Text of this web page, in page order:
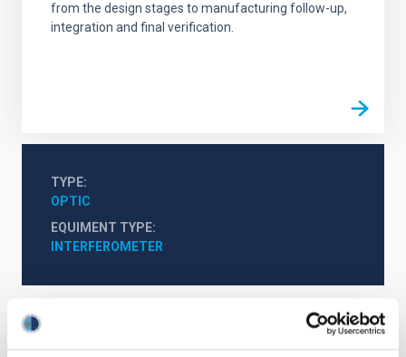
from the design stages to manufacturing follow-up,
integration and final verification.
TYPE
OPTIC
EQUIMENT TYPE
INTERFEROMETER